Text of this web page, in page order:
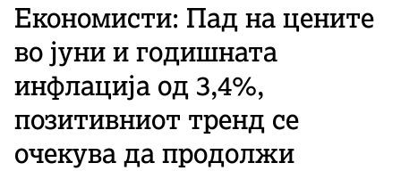
Економисти: Пад на цените
во јуни и годишната
инфлација од 3,4%,
позитивниот тренд се
очекува да продолжи